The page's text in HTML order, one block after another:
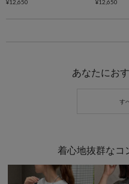
シャツ
¥12,650
シャツ
¥12,650
あなたにお
着心地抜群なコ